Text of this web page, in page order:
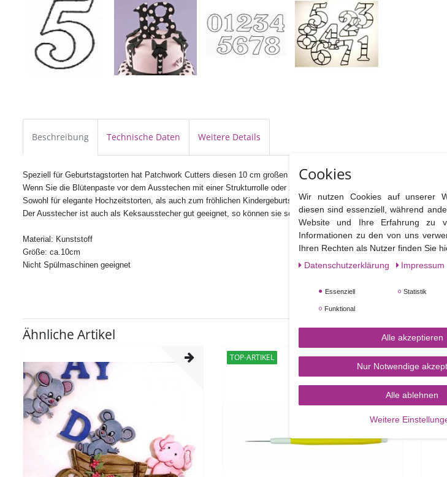
Beschreibung Technische Daten Weitere Details
Speziell für Geburtstagstorten hat Patchwork Cutters diesen 10 cm großen Ziffern Ausstecher entwickelt.
Wenn Sie die Blütenpaste vor dem Ausstechen mit einer Strukturrolle oder z.B. im Polka Dot Design vorbereiten,
Sowohl für elegante Hochzeitstorten, als auch zum fröhlichen Kindergeburtstag.
Der Ausstecher ist auch als Keksausstecher gut geeignet, so können sie schnell und einfach die Kekse mit Fondant
Material: Kunststoff
Größe: ca.10cm
Nicht Spülmaschinen geeignet
Ähnliche Artikel
TOP-ARTIKEL
Cookies
Wir nutzen Cookies auf unserer
diesen sind essenziell, während
Website und Ihre Erfahrung zu
Informationen zu den von uns
Ihren Rechten als Nutzer finden Sie
Daten­schutz­erklärung
Impressum
Essenziell Statistik
Funktional
Alle akzeptieren
Nur Notwendige
Alle ablehnen
Weitere